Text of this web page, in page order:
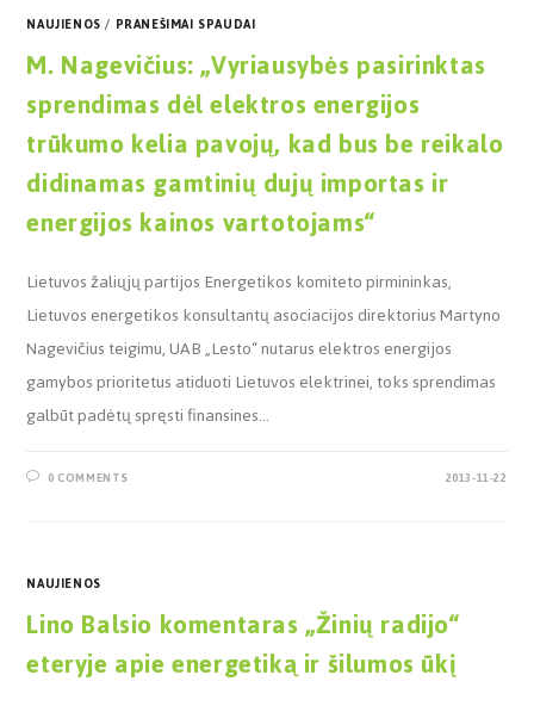
NAUJIENOS/ PRANEŠIMAI SPAUDAI
M. Nagevičius: „Vyriausybės pasirinktas
sprendimas dėl elektros energijos
trūkumo kelia pavojų, kad bus be reikalo
didinamas gamtinių dujų importas ir
energijos kainos vartotojams“
Lietuvos žaliųjų partijos Energetikos komiteto pirmininkas,
Lietuvos energetikos konsultantų asociacijos direktorius Martyno
Nagevičius teigimu, UAB „Lesto“ nutarus elektros energijos
gamybos prioritetus atiduoti Lietuvos elektrinei, toks sprendimas
galbūt padėtų spręsti finansines…
0 COMMENTS 2013-11-22
NAUJIENOS
Lino Balsio komentaras „Žinių radijo“
eteryje apie energetiką ir šilumos ūkį